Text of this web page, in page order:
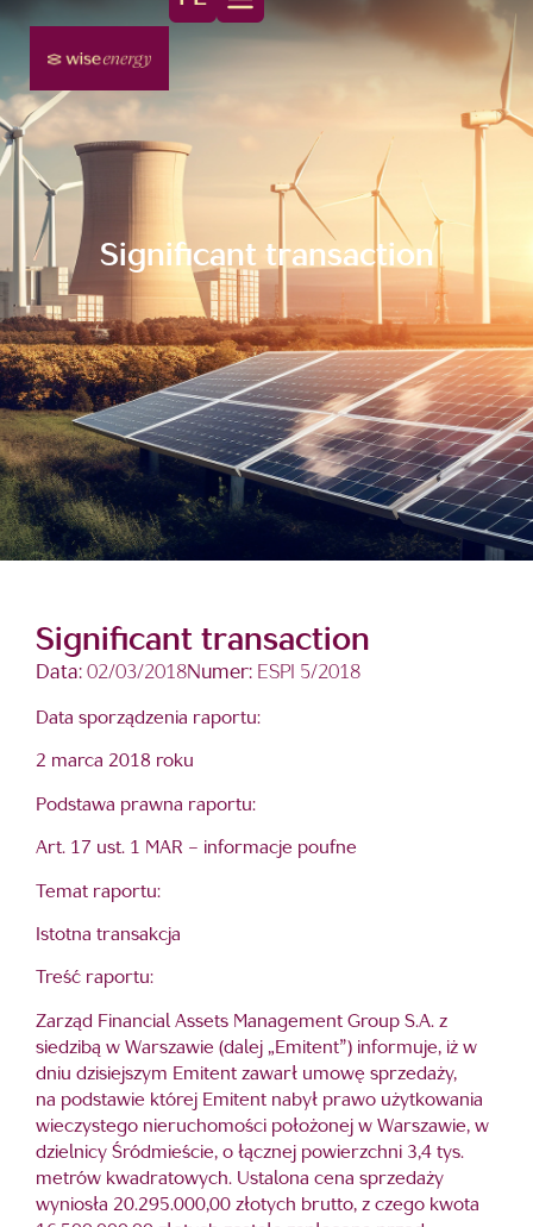
Significant transaction
Significant transaction
Data: 02/03/2018Numer: ESPI 5/2018
Data sporządzenia raportu:
2 marca 2018 roku
Podstawa prawna raportu:
Art. 17 ust. 1 MAR – informacje poufne
Temat raportu:
Istotna transakcja
Treść raportu:
Zarząd Financial Assets Management Group S.A. z
siedzibą w Warszawie (dalej „Emitent”) informuje, iż w
dniu dzisiejszym Emitent zawarł umowę sprzedaży,
na podstawie której Emitent nabył prawo użytkowania
wieczystego nieruchomości położonej w Warszawie, w
dzielnicy Śródmieście, o łącznej powierzchni 3,4 tys.
metrów kwadratowych. Ustalona cena sprzedaży
wyniosła 20.295.000,00 złotych brutto, z czego kwota